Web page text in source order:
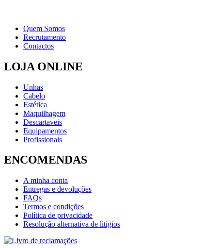
Quem Somos
Recrutamento
Contactos
LOJA ONLINE
Unhas
Cabelo
Estética
Maquilhagem
Descartaveis
Equipamentos
Profissionais
ENCOMENDAS
A minha conta
Entregas e devoluções
FAQs
Termos e condições
Política de privacidade
Resolução alternativa de litígios